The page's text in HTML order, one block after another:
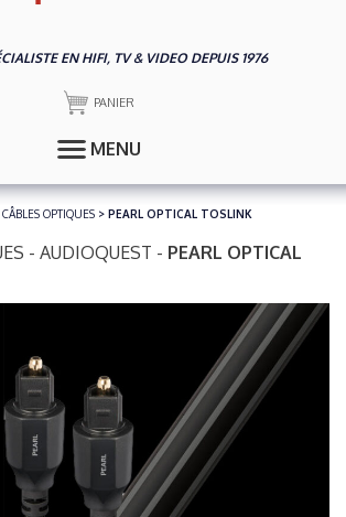
EN HIFI, TV & VIDEO DEPUIS 1976
PANIER
MENU
CÂBLES OPTIQUES > PEARL OPTICAL TOSLINK
- AUDIOQUEST - PEARL OPTICAL